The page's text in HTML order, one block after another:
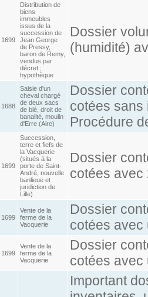
1699
Distribution de
biens
immeubles
issus de la
succession de
Jean George
de Pressy,
baron de Remy,
vendus par
décret ;
hypothèque
Dossier
(humidité)
1688
Saisie d'un
cheval chargé
de deux sacs
de blé, droit de
banalité, moulin
d'Erre (Aire)
Dossier
cotées sans
Procédure
1699
Succession,
terre et fiefs de
la Vacquerie
(situés à la
porte de Saint-
André, nouvelle
banlieue et
juridiction de
Lille)
Dossier
cotées avec
1699
Vente de la
ferme de la
Vacquerie
Dossier
cotées avec
1699
Vente de la
ferme de la
Vacquerie
Dossier
cotées avec
Important